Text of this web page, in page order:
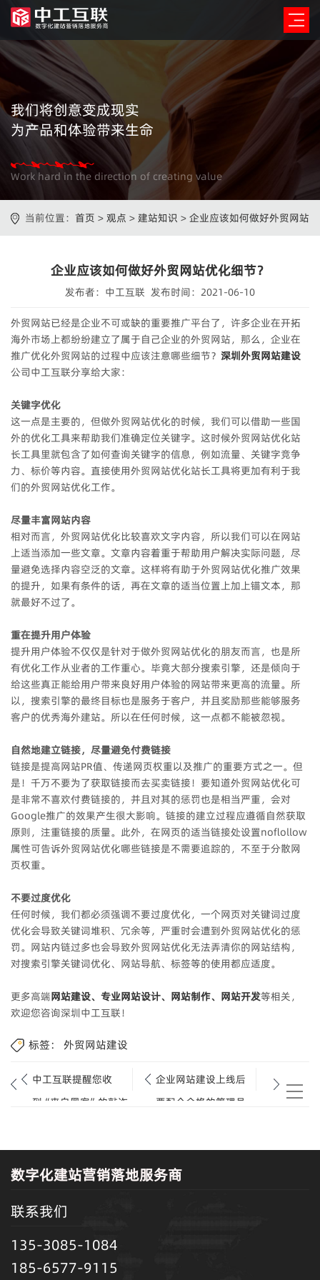
我们将创意变成现实
为产品和体验带来生命
Work hard in the direction of creating value
当前位置： 首页 > 观点 > 建站知识 > 企业应该如何做好外贸网站
企业应该如何做好外贸网站优化细节？
发布者：中工互联 发布时间：2021-06-10
外贸网站已经是企业不可或缺的重要推广平台了，许多企业在开拓
海外市场上都纷纷建立了属于自己企业的外贸网站，那么，企业在
推广优化外贸网站的过程中应该注意哪些细节？ 深圳外贸网站建设
公司中工互联分享给大家：
关键字优化
这一点是主要的，但做外贸网站优化的时候，我们可以借助一些国
外的优化工具来帮助我们准确定位关键字。这时候外贸网站优化站
长工具里就包含了如何查询关键字的信息，例如流量、关键字竞争
力、标价等内容。直接使用外贸网站优化站长工具将更加有利于我
们的外贸网站优化工作。
尽量丰富网站内容
相对而言，外贸网站优化比较喜欢文字内容，所以我们可以在网站
上适当添加一些文章。文章内容着重于帮助用户解决实际问题，尽
量避免选择内容空泛的文章。这样将有助于外贸网站优化推广效果
的提升，如果有条件的话，再在文章的适当位置上加上锚文本，那
就最好不过了。
重在提升用户体验
提升用户体验不仅仅是针对于做外贸网站优化的朋友而言，也是所
有优化工作从业者的工作重心。毕竟大部分搜索引擎，还是倾向于
给这些真正能给用户带来良好用户体验的网站带来更高的流量。所
以，搜索引擎的最终目标也是服务于客户，并且奖励那些能够服务
客户的优秀海外建站。所以在任何时候，这一点都不能被忽视。
自然地建立链接，尽量避免付费链接
链接是提高网站PR值、传递网页权重以及推广的重要方式之一。但
是！千万不要为了获取链接而去买卖链接！要知道外贸网站优化可
是非常不喜欢付费链接的，并且对其的惩罚也是相当严重，会对
Google推广的效果产生很大影响。链接的建立过程应遵循自然获取
原则，注重链接的质量。此外，在网页的适当链接处设置noflollow
属性可告诉外贸网站优化哪些链接是不需要追踪的，不至于分散网
页权重。
不要过度优化
任何时候，我们都必须强调不要过度优化，一个网页对关键词过度
优化会导致关键词堆积、冗余等，严重时会遭到外贸网站优化的惩
罚。网站内链过多也会导致外贸网站优化无法弄清你的网站结构，
对搜索引擎关键词优化、网站导航、标签等的使用都应适度。
更多高端网站建设、专业网站设计、网站制作、网站开发等相关，
欢迎您咨询深圳中工互联！
标签： 外贸网站建设
中工互联提醒您收
到“来自黑客”的敲诈
企业网站建设上线后
要配个合格的管理员.
数字化建站营销落地服务商
联系我们
135-3085-1084
185-6577-9115